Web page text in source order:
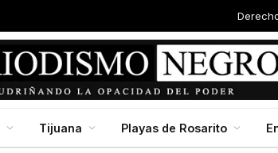
Tijuana Playas de Rosarito